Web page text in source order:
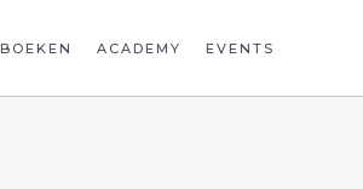
BOEKEN ACADEMY EVENTS